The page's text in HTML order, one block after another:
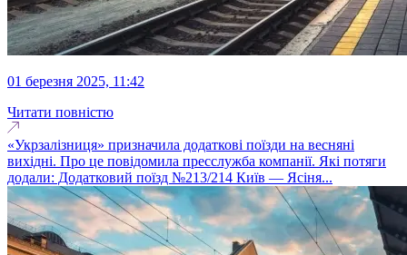
01 березня 2025, 11:42
Читати повністю
«Укрзалізниця» призначила додаткові поїзди на весняні
вихідні. Про це повідомила пресслужба компанії. Які потяги
додали: Додатковий поїзд №213/214 Київ — Ясіня...